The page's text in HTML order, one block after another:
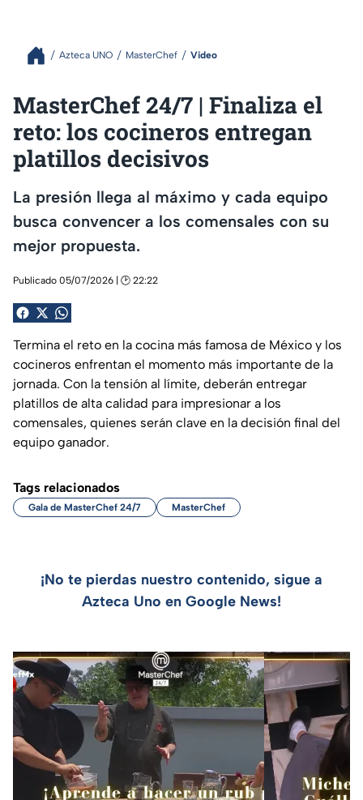
Azteca UNO MasterChef Video
MasterChef 24/7 | Finaliza el
reto: los cocineros entregan
platillos decisivos
La presión llega al máximo y cada equipo
busca convencer a los comensales con su
mejor propuesta.
Publicado 05/07/2026 | 🕑 22:22
Termina el reto en la cocina más famosa de México y los
cocineros enfrentan el momento más importante de la
jornada. Con la tensión al límite, deberán entregar
platillos de alta calidad para impresionar a los
comensales, quienes serán clave en la decisión final del
equipo ganador.
Tags relacionados
Gala de MasterChef 24/7 MasterChef
¡No te pierdas nuestro contenido, sigue a
Azteca Uno en Google News!